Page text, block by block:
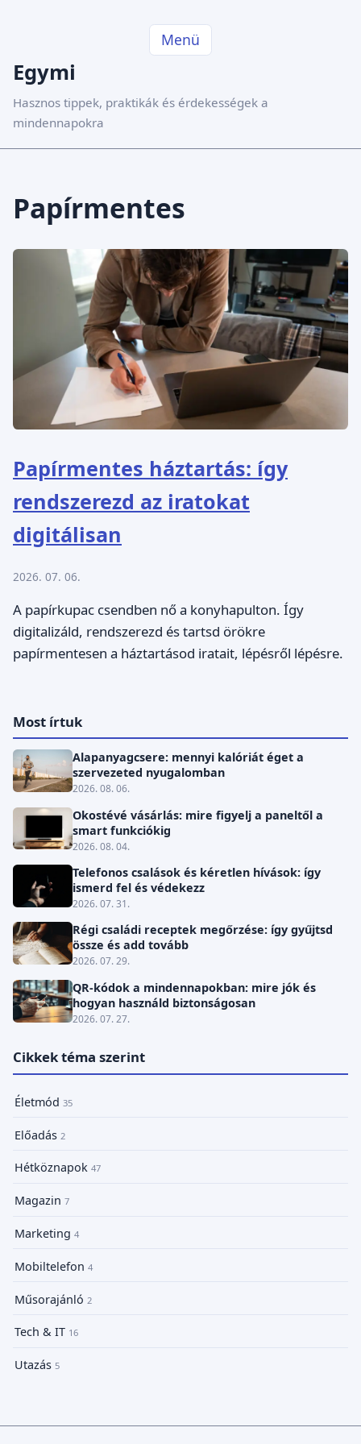
Menü
Egymi
Hasznos tippek, praktikák és érdekességek a
mindennapokra
Papírmentes
Papírmentes háztartás: így
rendszerezd az iratokat
digitálisan
2026. 07. 06.
A papírkupac csendben nő a konyhapulton. Így
digitalizáld, rendszerezd és tartsd örökre
papírmentesen a háztartásod iratait, lépésről lépésre.
Most írtuk
Alapanyagcsere: mennyi kalóriát éget a
szervezeted nyugalomban
2026. 08. 06.
Okostévé vásárlás: mire figyelj a paneltől a
smart funkciókig
2026. 08. 04.
Telefonos csalások és kéretlen hívások: így
ismerd fel és védekezz
2026. 07. 31.
Régi családi receptek megőrzése: így gyűjtsd
össze és add tovább
2026. 07. 29.
QR-kódok a mindennapokban: mire jók és
hogyan használd biztonságosan
2026. 07. 27.
Cikkek téma szerint
Életmód 35
Előadás 2
Hétköznapok 47
Magazin 7
Marketing 4
Mobiltelefon 4
Műsorajánló 2
Tech & IT 16
Utazás 5